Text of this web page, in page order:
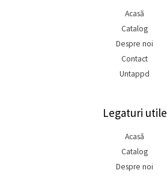
Acasă
Catalog
Despre noi
Contact
Untappd
Legaturi utile
Acasă
Catalog
Despre noi